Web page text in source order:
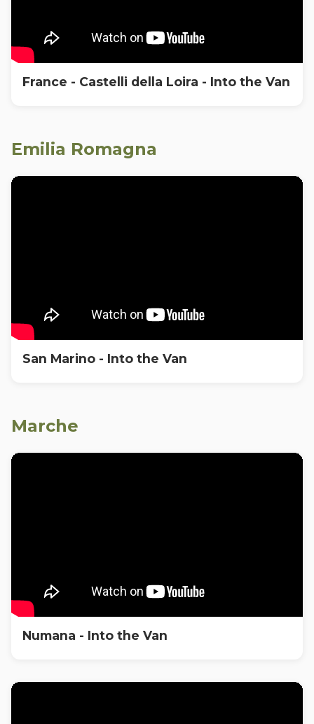
France - Castelli della Loira - Into the Van
Emilia Romagna
San Marino - Into the Van
Marche
Numana - Into the Van